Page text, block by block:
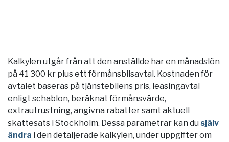
Kalkylen utgår från att den anställde har en månadslön
på 41 300 kr plus ett förmånsbilsavtal. Kostnaden för
avtalet baseras på tjänstebilens pris, leasingavtal
enligt schablon, beräknat förmånsvärde,
extrautrustning, angivna rabatter samt aktuell
skattesats i Stockholm. Dessa parametrar kan du själv
ändra i den detaljerade kalkylen, under uppgifter om